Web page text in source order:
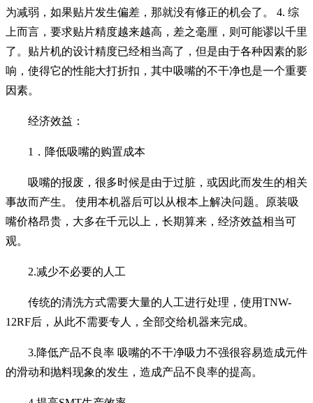
为减弱，如果贴片发生偏差，那就没有修正的机会了。 4. 综
上而言，要求贴片精度越来越高，差之毫厘，则可能谬以千里
了。贴片机的设计精度已经相当高了，但是由于各种因素的影
响，使得它的性能大打折扣，其中吸嘴的不干净也是一个重要
因素。
经济效益：
1．降低吸嘴的购置成本
吸嘴的报废，很多时候是由于过脏，或因此而发生的相关
事故而产生。 使用本机器后可以从根本上解决问题。原装吸
嘴价格昂贵，大多在千元以上，长期算来，经济效益相当可
观。
2.减少不必要的人工
传统的清洗方式需要大量的人工进行处理，使用TNW-
12RF后，从此不需要专人，全部交给机器来完成。
3.降低产品不良率 吸嘴的不干净吸力不强很容易造成元件
的滑动和抛料现象的发生，造成产品不良率的提高。